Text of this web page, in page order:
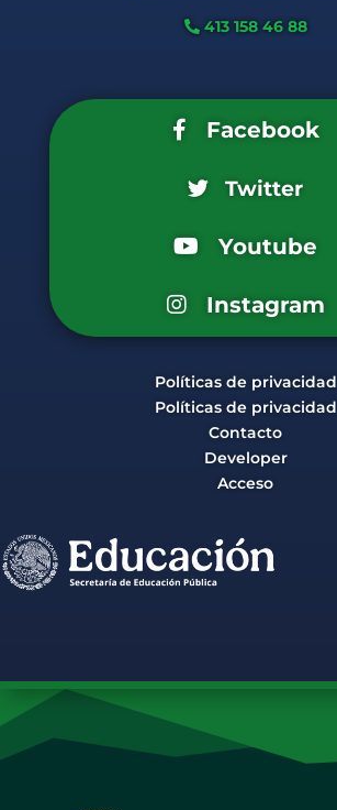
413 158 46 88
Facebook
Twitter
Youtube
Instagram
Políticas de privacidad
Políticas de privacidad
Contacto
Developer
Acceso